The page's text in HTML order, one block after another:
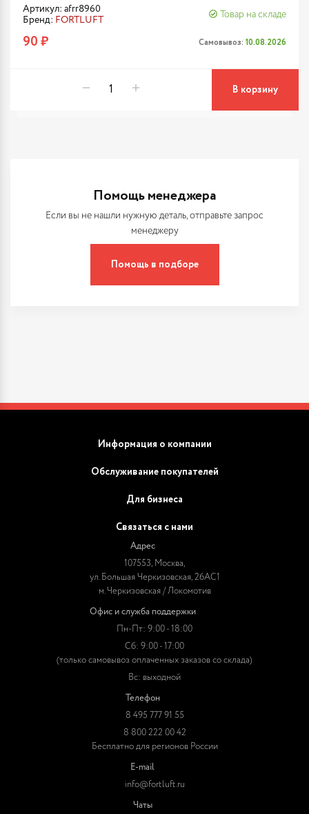
Артикул: afrr8960
Бренд: FORTLUFT
Товар на складе
90 ₽ Самовывоз: 10.08.2026
В корзину
Помощь менеджера
Если вы не нашли нужную деталь, отправьте запрос
менеджеру
Помощь в подборе
Информация о компании
Обслуживание покупателей
Для бизнеса
Связаться с нами
Адрес
107553, Москва,
ул. Большая Черкизовская, 26АС1
м. Черкизовская / Локомотив
Офис и служба поддержки
Пн-Пт: 9:00 - 18:00
Сб: 9:00 - 17:00
(только самовывоз оплаченных заказов со склада)
Вс: выходной
Телефон
8 495 777 91 55
8 800 222 00 42
Бесплатно для регионов России
E-mail
info@fortluft.ru
Чаты